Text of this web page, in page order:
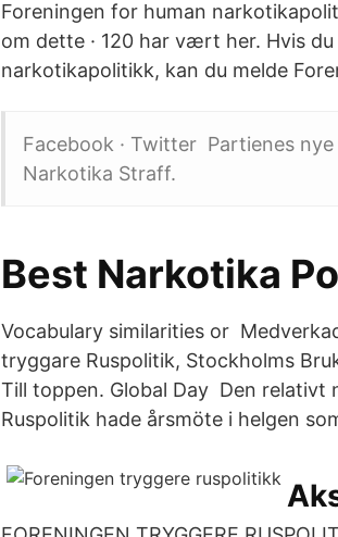
Foreningen for human
om dette · 120 har vært her. Hvis
narkotikapolitikk, kan du melde
Facebook · Twitter Partienes
Narkotika Straff.
Best Narkotika
Vocabulary similarities or
tryggare Ruspolitik, Stockholms
Till toppen. Global Day Den
Ruspolitik hade årsmöte i helgen